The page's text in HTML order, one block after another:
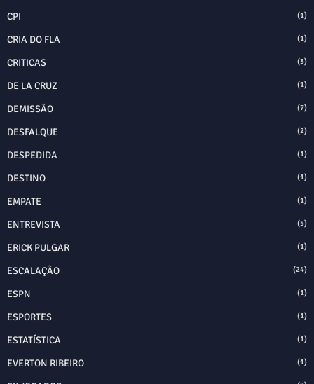
CPI (1)
CRIA DO FLA (1)
CRITICAS (3)
DE LA CRUZ (1)
DEMISSÃO (7)
DESFALQUE (2)
DESPEDIDA (1)
DESTINO (1)
EMPATE (1)
ENTREVISTA (5)
ERICK PULGAR (1)
ESCALAÇÃO (24)
ESPN (1)
ESPORTES (1)
ESTATÍSTICA (1)
EVERTON RIBEIRO (1)